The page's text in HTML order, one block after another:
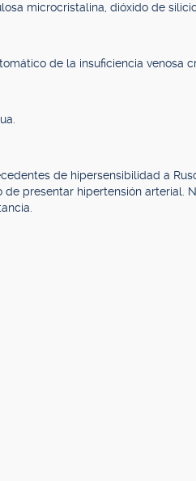
microcristalina, dióxido de
de la insuficiencia venosa
de hipersensibilidad a
presentar hipertensión arterial.